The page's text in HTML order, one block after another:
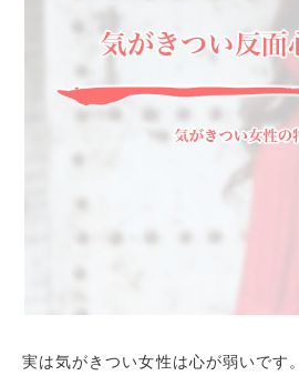
実は気がきつい女性は心が弱いです。